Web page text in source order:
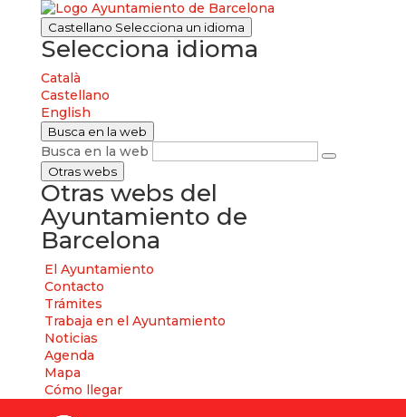
Castellano Selecciona un idioma
Selecciona idioma
Català
Castellano
English
Busca en la web
Busca en la web
Otras webs
Otras webs del
Ayuntamiento de
Barcelona
El Ayuntamiento
Contacto
Trámites
Trabaja en el Ayuntamiento
Noticias
Agenda
Mapa
Cómo llegar